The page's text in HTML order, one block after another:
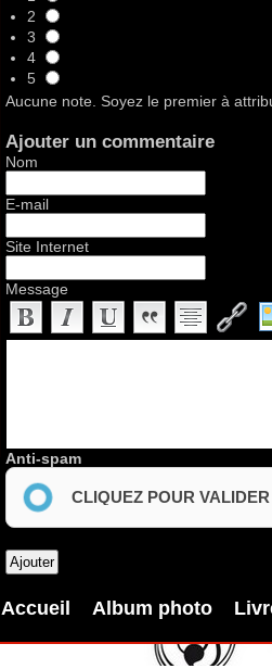
2
3
4
5
Aucune note. Soyez le premier à
Ajouter un commentaire
Nom
E-mail
Site Internet
Message
Anti-spam
CLIQUEZ POUR VALIDER
Accueil Album photo